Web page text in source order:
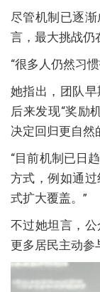
尽管机制已逐
言，最大挑战仍
“很多人仍然习
她指出，团队
后来发现“奖励
决定回归更自然
“目前机制已日
方式，例如通
式扩大覆盖。”
不过她坦言，
更多居民主动参